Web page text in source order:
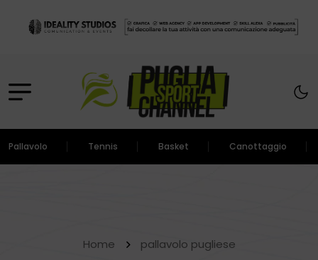
Pallavolo Tennis Basket Canottaggio
Home pallavolo pugliese